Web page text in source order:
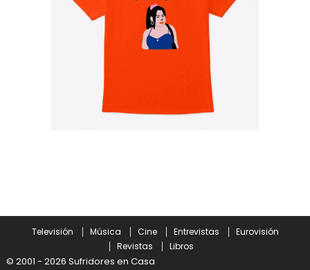
Televisión Música Cine Entrevistas
Eurovisión
Revistas
Libros
© 2001 - 2026 Sufridores en Casa